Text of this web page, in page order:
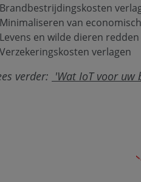
Brandbestrijdingskosten
Minimaliseren van
Levens en wilde dieren redden
Verzekeringskosten verlagen
verder: 'Wat IoT voor uw